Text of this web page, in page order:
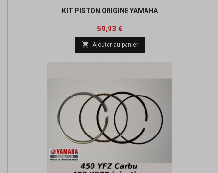
KIT PISTON ORIGINE YAMAHA
Prix
59,93 €
base
 Ajouter au panier